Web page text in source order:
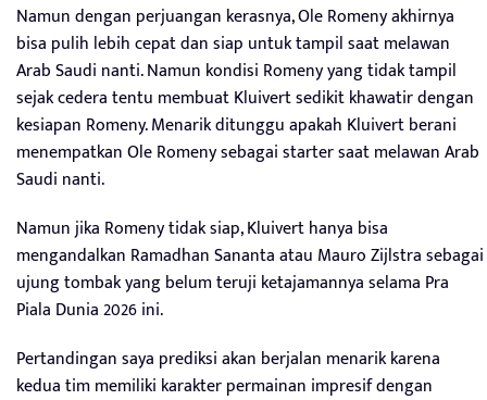
Namun dengan perjuangan kerasnya, Ole Romeny akhirnya
bisa pulih lebih cepat dan siap untuk tampil saat melawan
Arab Saudi nanti. Namun kondisi Romeny yang tidak tampil
sejak cedera tentu membuat Kluivert sedikit khawatir dengan
kesiapan Romeny. Menarik ditunggu apakah Kluivert berani
menempatkan Ole Romeny sebagai starter saat melawan Arab
Saudi nanti.
Namun jika Romeny tidak siap, Kluivert hanya bisa
mengandalkan Ramadhan Sananta atau Mauro Zijlstra sebagai
ujung tombak yang belum teruji ketajamannya selama Pra
Piala Dunia 2026 ini.
Pertandingan saya prediksi akan berjalan menarik karena
kedua tim memiliki karakter permainan impresif dengan